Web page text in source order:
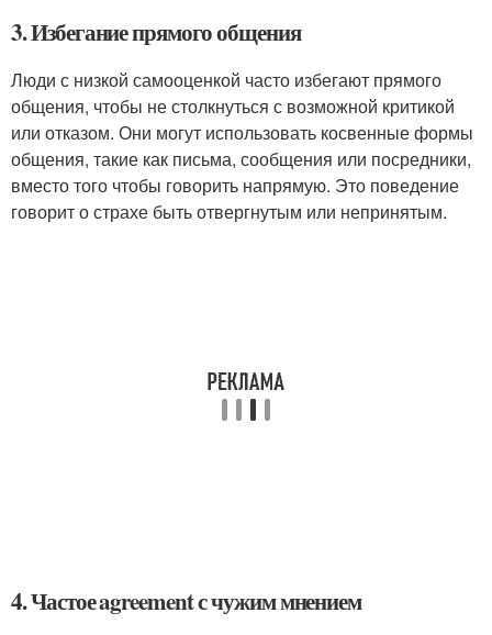
3. Избегание прямого общения
Люди с низкой самооценкой часто избегают прямого
общения, чтобы не столкнуться с возможной критикой
или отказом. Они могут использовать косвенные формы
общения, такие как письма, сообщения или посредники,
вместо того чтобы говорить напрямую. Это поведение
говорит о страхе быть отвергнутым или непринятым.
4. Частое agreement с чужим мнением